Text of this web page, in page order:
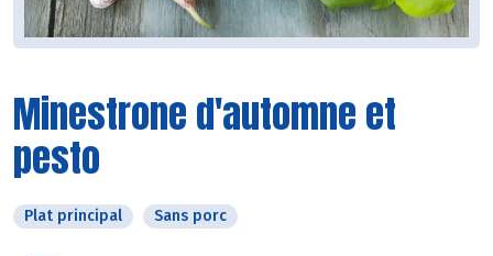
Minestrone d'automne et
pesto
Plat principal Sans porc